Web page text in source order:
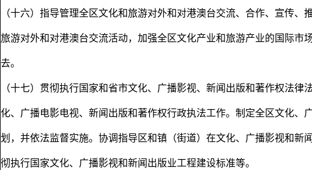
（十六）指导管理全区文化和旅游对外和对港澳台交流、合作、宣传、
旅游对外和对港澳台交流活动，加强全区文化产业和旅游产业的国际市
去。
（十七）贯彻执行国家和省市文化、广播影视、新闻出版和著作权法律
化、广播电影电视、新闻出版和著作权行政执法工作。制定全区文化、
划，并依法监督实施。协调指导区和镇（街道）在文化、广播影视和新
彻执行国家文化、广播影视和新闻出版业工程建设标准等。